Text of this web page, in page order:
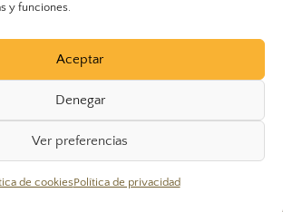
y funciones.
Aceptar
Denegar
Ver preferencias
de cookiesPolítica de privacidad
Insider Review. Todos los derechos
reservados.